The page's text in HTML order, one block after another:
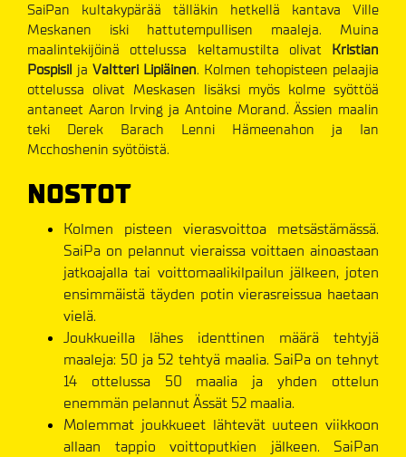
SaiPan kultakypärää tälläkin hetkellä kantava Ville
Meskanen iski hattutempullisen maaleja. Muina
maalintekijöinä ottelussa keltamustilta olivat Kristian
Pospisil ja Valtteri Lipiäinen. Kolmen tehopisteen pelaajia
ottelussa olivat Meskasen lisäksi myös kolme syöttöä
antaneet Aaron Irving ja Antoine Morand. Ässien maalin
teki Derek Barach Lenni Hämeenahon ja Ian
Mcchoshenin syötöistä.
NOSTOT
Kolmen pisteen vierasvoittoa metsästämässä.
SaiPa on pelannut vieraissa voittaen ainoastaan
jatkoajalla tai voittomaalikilpailun jälkeen, joten
ensimmäistä täyden potin vierasreissua haetaan
vielä.
Joukkueilla lähes identtinen määrä tehtyjä
maaleja: 50 ja 52 tehtyä maalia. SaiPa on tehnyt
14 ottelussa 50 maalia ja yhden ottelun
enemmän pelannut Ässät 52 maalia.
Molemmat joukkueet lähtevät uuteen viikkoon
allaan tappio voittoputkien jälkeen. SaiPan